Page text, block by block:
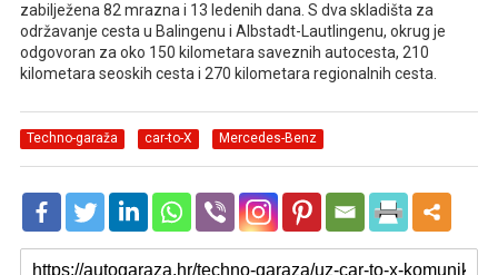
zabilježena 82 mrazna i 13 ledenih dana. S dva skladišta za
održavanje cesta u Balingenu i Albstadt-Lautlingenu, okrug je
odgovoran za oko 150 kilometara saveznih autocesta, 210
kilometara seoskih cesta i 270 kilometara regionalnih cesta.
Techno-garaža car-to-X Mercedes-Benz